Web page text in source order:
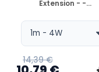
Extension - -...
14,39 €